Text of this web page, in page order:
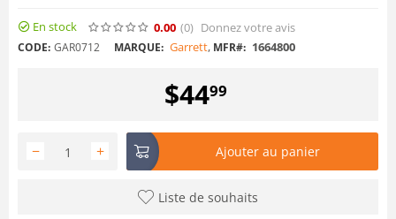
En stock 0.00 (0) Donnez votre avis
CODE: GAR0712 MARQUE: Garrett, MFR#: 1664800
$4499
+
− Ajouter au panier
Liste de souhaits